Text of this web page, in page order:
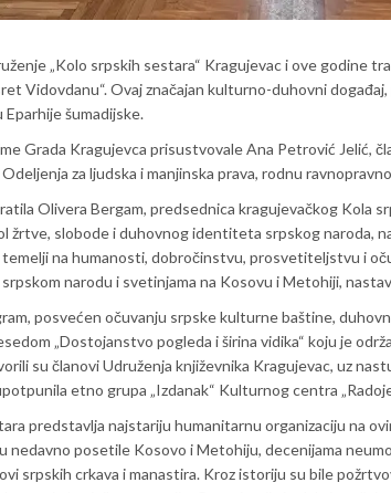
„Kolo srpskih sestara“ Kragujevac i ove godine
Vidovdanu“. Ovaj značajan kulturno-duhovni
Eparhije šumadijske.
Grada Kragujevca prisustvovale Ana Petrović Jelić,
za ljudska i manjinska prava, rodnu
Olivera Bergam, predsednica kragujevačkog Kola
žrtve, slobode i duhovnog identiteta srpskog naroda,
temelji na humanosti, dobročinstvu, prosvetiteljstvu i
narodu i svetinjama na Kosovu i Metohiji,
posvećen očuvanju srpske kulturne baštine,
„Dostojanstvo pogleda i širina vidika“ koju je
su članovi Udruženja književnika Kragujevac, uz
etno grupa „Izdanak“ Kulturnog centra
predstavlja najstariju humanitarnu organizaciju na
nedavno posetile Kosovo i Metohiju, decenijama
srpskih crkava i manastira. Kroz istoriju su bile